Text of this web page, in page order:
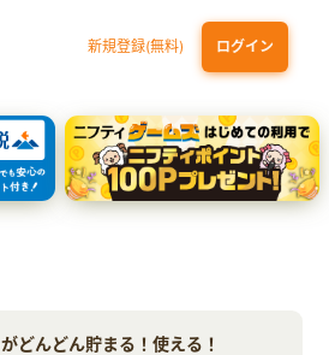
新規登録(無料) ログイン
ード ゴールド（NL）（家族カード発行）
ディズニープラス) セットプラン
）
どんどん貯まる！使える！